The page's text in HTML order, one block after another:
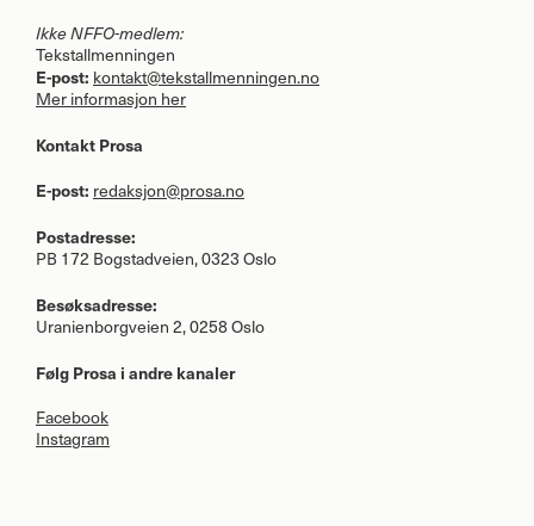
IkkeNFFO-medlem:
Tekstallmenningen
E-post: kontakt@tekstallmenningen.no
Mer informasjon her
Kontakt Prosa
E-post: redaksjon@prosa.no
Postadresse:
PB 172 Bogstadveien, 0323 Oslo
Besøksadresse:
Uranienborgveien 2, 0258 Oslo
Følg Prosa i andre kanaler
Facebook
Instagram